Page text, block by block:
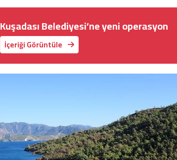
Kuşadası Belediyesi’ne yeni operasyon
İçeriği Görüntüle